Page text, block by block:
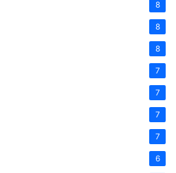
8
8
8
7
7
7
7
6